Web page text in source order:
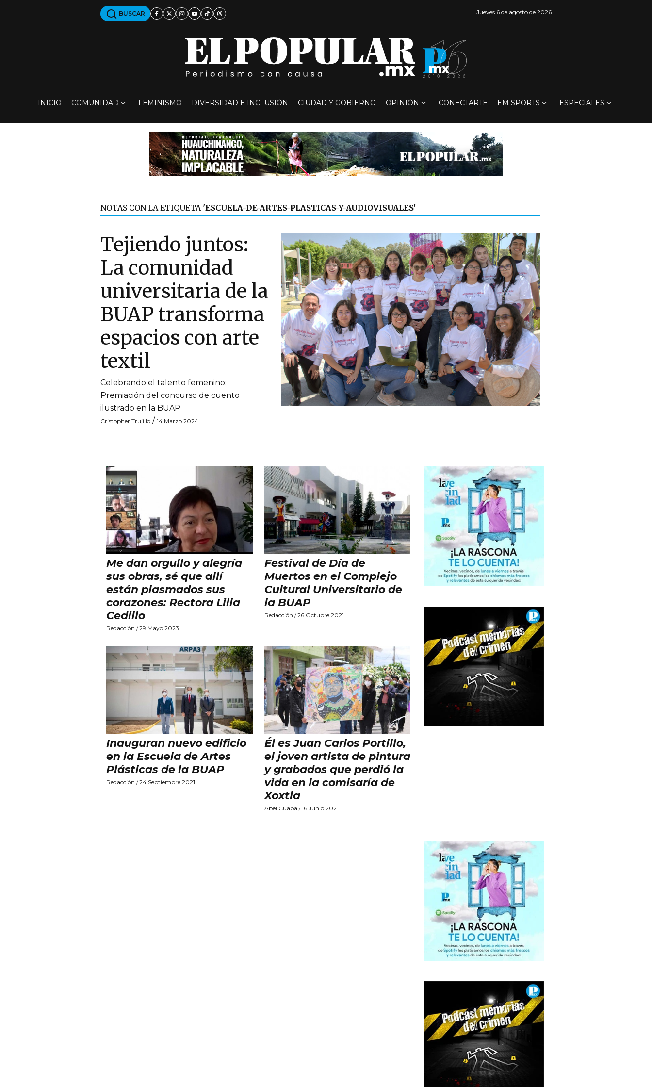
BUSCAR Jueves 6 de agosto de 2026
INICIO COMUNIDAD FEMINISMO DIVERSIDAD E INCLUSIÓN CIUDAD Y GOBIERNO OPINIÓN CONECTARTE EM SPORTS ESPECIALES
NOTAS CON LA ETIQUETA 'ESCUELA-DE-ARTES-PLASTICAS-Y-AUDIOVISUALES'
Tejiendo juntos:
La comunidad
universitaria de la
BUAP transforma
espacios con arte
textil
Celebrando el talento femenino:
Premiación del concurso de cuento
ilustrado en la BUAP
Cristopher Trujillo / 14 Marzo 2024
Me dan orgullo y alegría
sus obras, sé que allí
están plasmados sus
corazones: Rectora Lilia
Cedillo
Redacción /29 Mayo 2023
Festival de Día de
Muertos en el Complejo
Cultural Universitario de
la BUAP
Redacción /26 Octubre 2021
Inauguran nuevo edificio
en la Escuela de Artes
Plásticas de la BUAP
Redacción /24 Septiembre 2021
Él es Juan Carlos Portillo,
el joven artista de pintura
y grabados que perdió la
vida en la comisaría de
Xoxtla
Abel Cuapa /16 Junio 2021